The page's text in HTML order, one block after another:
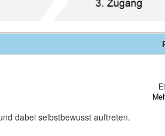
dabei selbstbewusst auftreten.